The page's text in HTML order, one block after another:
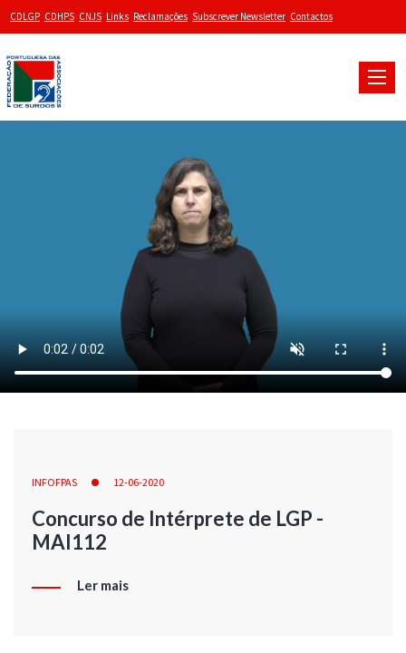
CDLGP CDHPS CNJS Links Reclamações Subscrever Newsletter Contactos
Toggle
INFOFPAS 12-06-2020
Concurso de Intérprete de LGP -
MAI112
Ler mais